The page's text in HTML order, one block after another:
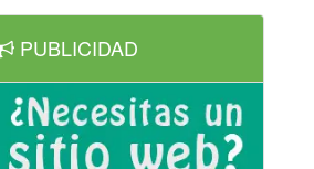
PUBLICIDAD